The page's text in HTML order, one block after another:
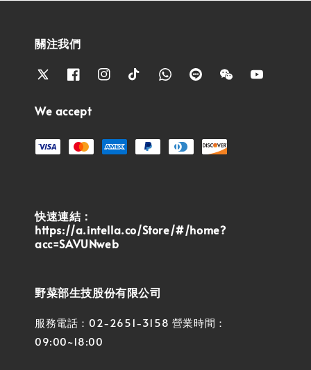
關注我們
We accept
快速連結：
https://a.intella.co/Store/#/home?
acc=SAVUNweb
野菜部生技股份有限公司
服務電話：02-2651-3158 營業時間：
09:00~18:00